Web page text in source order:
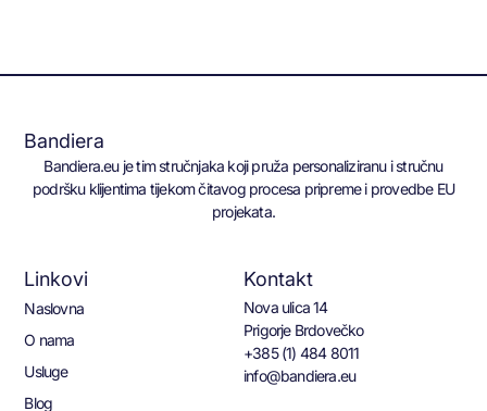
Bandiera
Bandiera.eu je tim stručnjaka koji pruža personaliziranu i stručnu
podršku klijentima tijekom čitavog procesa pripreme i provedbe EU
projekata.
Linkovi
Naslovna
O nama
Usluge
Blog
Kontakt
Nova ulica 14
Prigorje Brdovečko
+385 (1) 484 8011
info@bandiera.eu